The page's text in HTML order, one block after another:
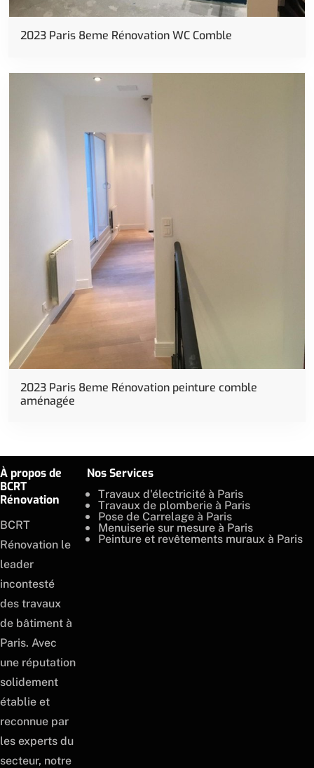
Rénovation
2023 Paris 8eme Rénovation WC Comble
Rénovation
2023 Paris 8eme Rénovation peinture comble
aménagée
À propos de
BCRT
Rénovation
BCRT
Rénovation le
leader
incontesté
des travaux
de bâtiment à
Paris. Avec
une réputation
solidement
établie et
reconnue par
les experts du
secteur, notre
Nos Services
Travaux d'électricité à Paris
Travaux de plomberie à Paris
Pose de Carrelage à Paris
Menuiserie sur mesure à Paris
Peinture et revêtements muraux à Paris